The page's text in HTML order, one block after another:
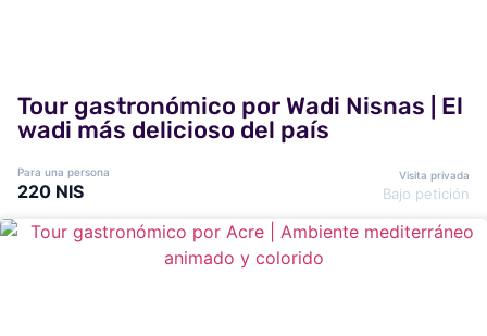
Tour gastronómico por Wadi Nisnas | El
wadi más delicioso del país
Para una persona
220 NIS
Visita privada
Bajo petición